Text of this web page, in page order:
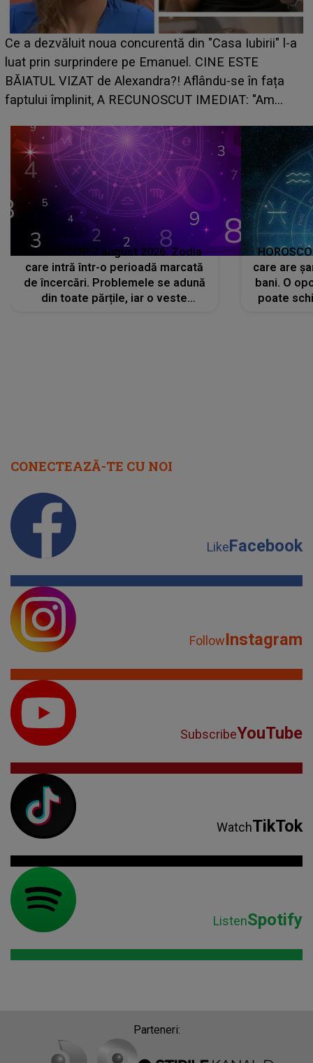
din "Casa Iubirii" l-a
CINE ESTE
Aflându-se în fața
IMEDIAT: "Am
HOROSCOP de
care riscă să rămână
grabă îi aduce pierderi
planurile peste cap
HOROSCOP 7 august 2026. Zodia
care intră într-o perioadă marcată
de încercări. Problemele se adună
din toate părțile, iar o veste
care are
bani. O
poate
CONECTEAZĂ-TE CU NOI
LikeFacebook
FollowInstagram
SubscribeYouTube
WatchTikTok
ListenSpotify
Parteneri: